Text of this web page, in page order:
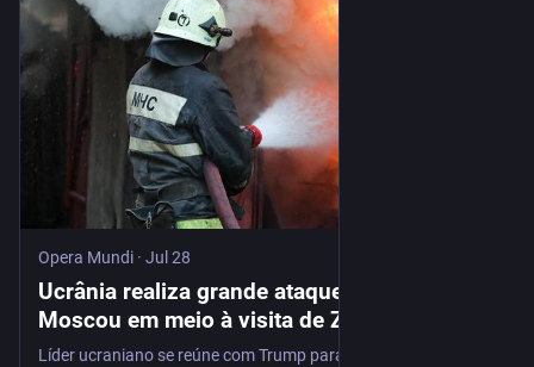
Opera Mundi · Jul 28
Ucrânia realiza grande ataque contra
Moscou em meio à visita de Zelensky aos
EUA